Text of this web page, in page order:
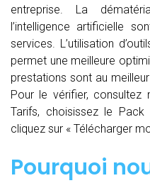
entreprise. La
l’intelligence artificielle
services. L’utilisation
permet une meilleure
prestations sont au
Pour le vérifier, consultez
Tarifs, choisissez le
cliquez sur « Télécharger
Pourquoi